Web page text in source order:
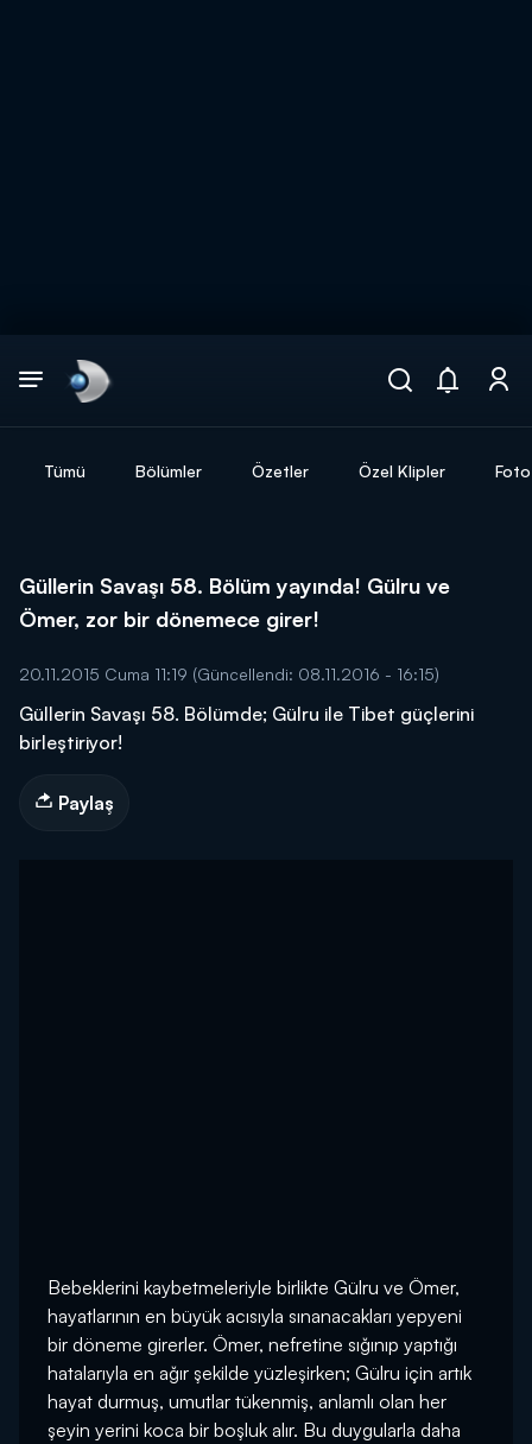
Tümü Bölümler Özetler Özel Klipler
Güllerin Savaşı 58. Bölüm yayında! Gülru ve
Ömer, zor bir dönemece girer!
20.11.2015 Cuma 11:19 (Güncellendi: 08.11.2016 - 16:15)
Güllerin Savaşı 58. Bölümde; Gülru ile Tibet güçlerini
birleştiriyor!
Paylaş
Bebeklerini kaybetmeleriyle birlikte Gülru ve Ömer,
hayatlarının en büyük acısıyla sınanacakları yepyeni
bir döneme girerler. Ömer, nefretine sığınıp yaptığı
hatalarıyla en ağır şekilde yüzleşirken; Gülru için artık
hayat durmuş, umutlar tükenmiş, anlamlı olan her
şeyin yerini koca bir boşluk alır. Bu duygularla daha